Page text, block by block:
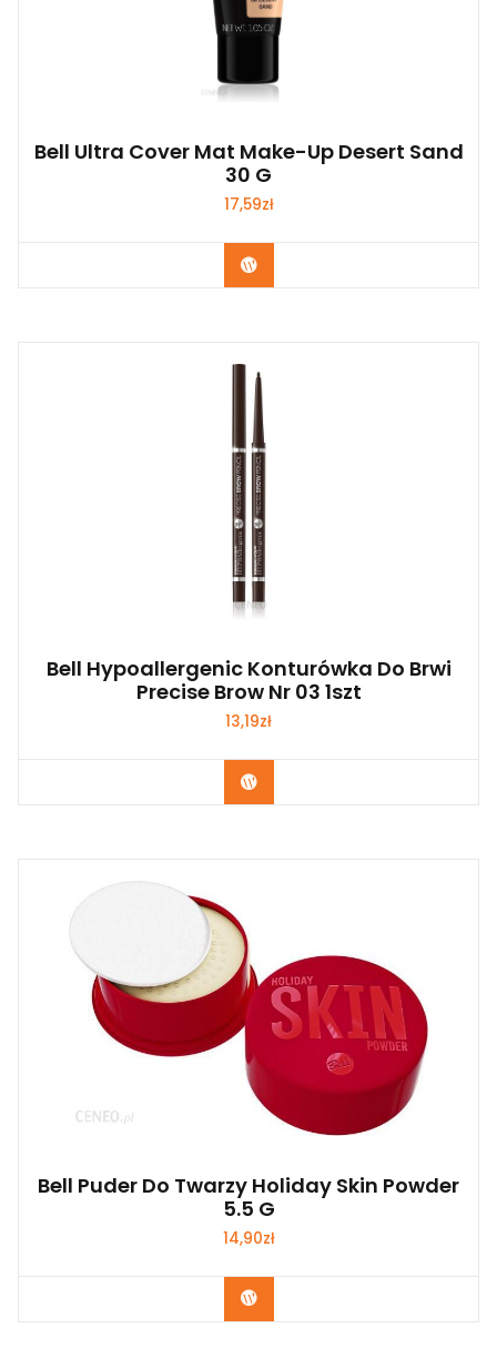
Bell Ultra Cover Mat Make-Up Desert Sand
30 G
17,59zł
Zobacz
Bell Hypoallergenic Konturówka Do Brwi
Precise Brow Nr 03 1szt
13,19zł
Zobacz
Bell Puder Do Twarzy Holiday Skin Powder
5.5 G
14,90zł
Zobacz